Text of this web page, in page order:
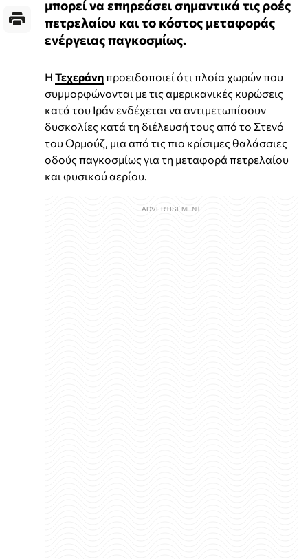
μπορεί να επηρεάσει σημαντικά τις ροές
πετρελαίου και το κόστος μεταφοράς
ενέργειας παγκοσμίως.
Η Τεχεράνηπροειδοποιεί ότι πλοία χωρών που
συμμορφώνονται με τις αμερικανικές κυρώσεις
κατά του Ιράν ενδέχεται να αντιμετωπίσουν
δυσκολίες κατά τη διέλευσή τους από το Στενό
του Ορμούζ, μια από τις πιο κρίσιμες θαλάσσιες
οδούς παγκοσμίως για τη μεταφορά πετρελαίου
και φυσικού αερίου.